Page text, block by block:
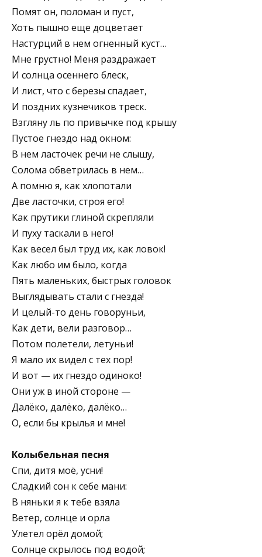
Помят он, поломан и пуст,
Хоть пышно еще доцветает
Настурций в нем огненный куст…
Мне грустно! Меня раздражает
И солнца осеннего блеск,
И лист, что с березы спадает,
И поздних кузнечиков треск.
Взгляну ль по привычке под крышу
Пустое гнездо над окном:
В нем ласточек речи не слышу,
Солома обветрилась в нем…
А помню я, как хлопотали
Две ласточки, строя его!
Как прутики глиной скрепляли
И пуху таскали в него!
Как весел был труд их, как ловок!
Как любо им было, когда
Пять маленьких, быстрых головок
Выглядывать стали с гнезда!
И целый-то день говоруньи,
Как дети, вели разговор…
Потом полетели, летуньи!
Я мало их видел с тех пор!
И вот — их гнездо одиноко!
Они уж в иной стороне —
Далёко, далёко, далёко…
О, если бы крылья и мне!
Колыбельная песня
Спи, дитя моё, усни!
Сладкий сон к себе мани:
В няньки я к тебе взяла
Ветер, солнце и орла
Улетел орёл домой;
Солнце скрылось под водой;